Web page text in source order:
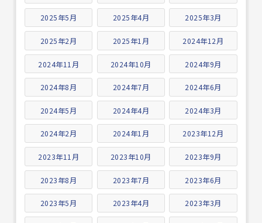
2025年5月 2025年4月 2025年3月
2025年2月 2025年1月 2024年12月
2024年11月 2024年10月 2024年9月
2024年8月 2024年7月 2024年6月
2024年5月 2024年4月 2024年3月
2024年2月 2024年1月 2023年12月
2023年11月 2023年10月 2023年9月
2023年8月 2023年7月 2023年6月
2023年5月 2023年4月 2023年3月